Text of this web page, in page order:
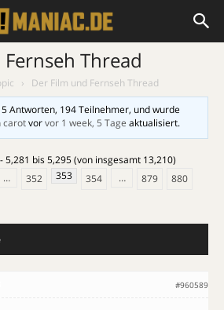
Thread
›
Der Film und Fernseh Thread
Antworten, 194 Teilnehmer, und wurde
carotvorvor 1 week, 5 Tage aktualisiert.
5,281 bis 5,295 (von insgesamt 13,210)
… 352 353 354 … 879
880
#960589